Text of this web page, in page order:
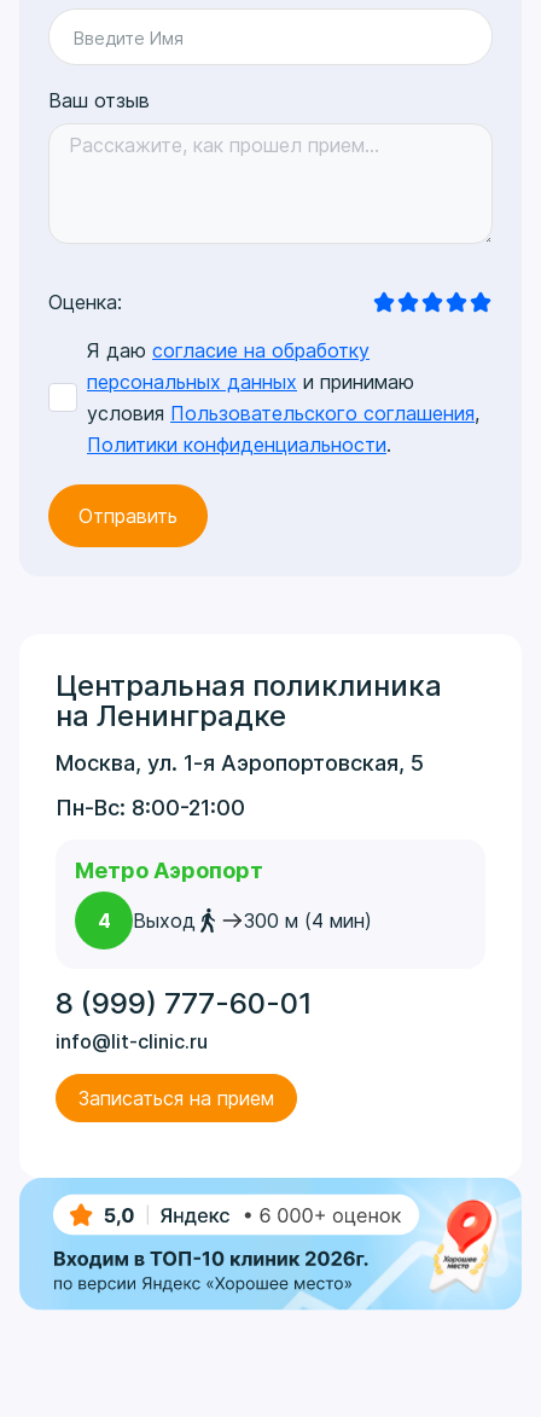
Введите Имя
Оценка:
Ваш отзыв
Я даю согласие на обработку
персональных данных и принимаю
условия Пользовательского соглашения,
Политики конфиденциальности.
Центральная поликлиника
на Ленинградке
Москва, ул. 1-я Аэропортовская, 5
Пн-Вс: 8:00-21:00
Метро Аэропорт
4 Выход 300 м (4 мин)
8 (999) 777-60-01
info@lit-clinic.ru
Записаться на прием